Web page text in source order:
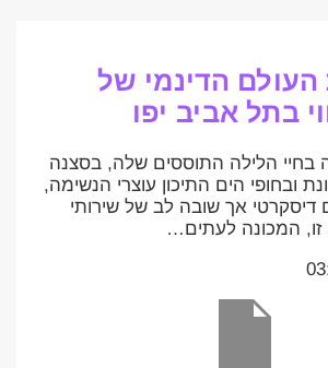
הדינמי של
בתל אביב יפו
בחיי הלילה התוססים שלה, בסצנה
ובחופי הים התיכון עוצרי הנשימה,
אך שובה לב של שירותי
זו, המכונה לעתים…